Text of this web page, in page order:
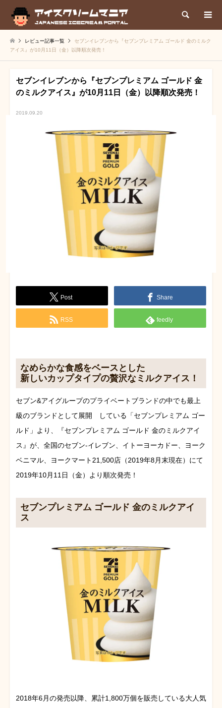
検索
レビュー記事一覧
セブンイレブンから『セブンプレミアム ゴールド 金のミルク
アイス』が10月11日（金）以降順次発売！
セブンイレブンから『セブンプレミアム ゴールド 金
のミルクアイス』が10月11日（金）以降順次発売！
2019.09.20
Post Share
RSS feedly
なめらかな食感をベースとした
新しいカップタイプの贅沢なミルクアイス！
セブン&アイグループのプライベートブランドの中でも最上
級のブランドとして展開 している「セブンプレミアム ゴー
ルド」より、『セブンプレミアム ゴールド 金のミルクアイ
ス』が、全国のセブン‐イレブン、イトーヨーカドー、ヨーク
ベニマル、ヨークマート21,500店（2019年8月末現在）にて
2019年10月11日（金）より順次発売！
セブンプレミアム ゴールド 金のミルクアイ
ス
2018年6月の発売以降、累計1,800万個を販売している大人気